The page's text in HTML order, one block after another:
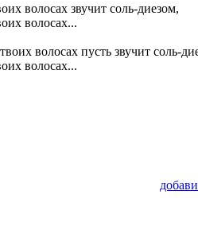
волосах звучит соль-диезом,
волосах...
волосах пусть звучит соль-
волосах...